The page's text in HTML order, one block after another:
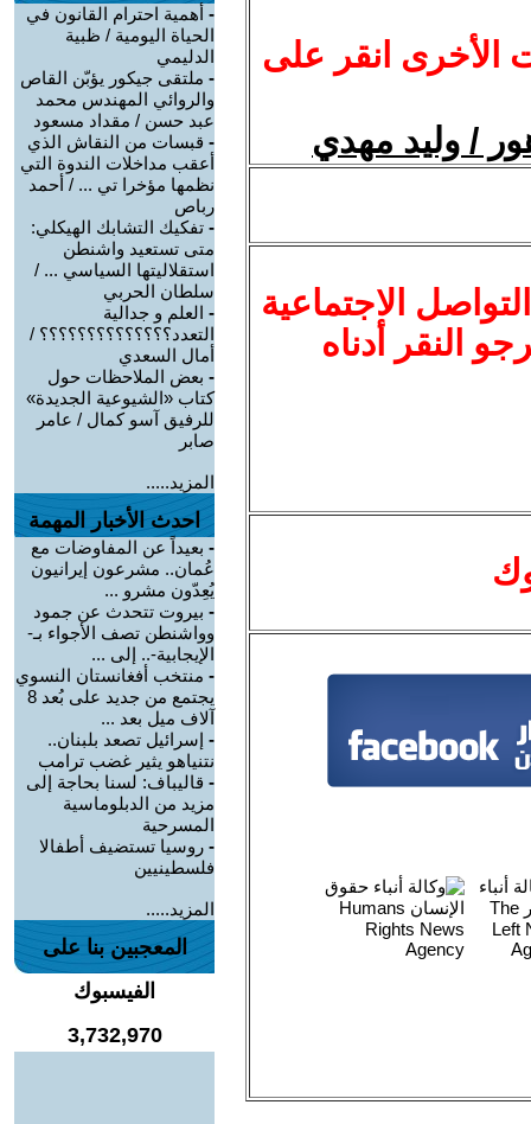
الأخرى انقر على
/ وليد مهدي
الاجتماعية
النقر أدناه
- أهمية احترام القانون في
الحياة اليومية / ظبية
الدليمي
- ملتقى جيكور يؤبّن القاص
والروائي المهندس محمد
عبد حسن / مقداد مسعود
- قبسات من النقاش الذي
أعقب مداخلات الندوة التي
نظمها مؤخرا تي ... / أحمد
رباص
- تفكيك التشابك الهيكلي:
متى تستعيد واشنطن
استقلاليتها السياسي ... /
سلطان الحربي
- العلم و جدالية
التعدد؟؟؟؟؟؟؟؟؟؟؟؟؟؟ /
أمال السعدي
- بعض الملاحظات حول
كتاب «الشيوعية الجديدة»
للرفيق آسو كمال / عامر
صابر
المزيد.....
احدث الأخبار المهمة
- بعيداً عن المفاوضات مع
عُمان.. مشرعون إيرانيون
يُعِدّون مشرو ...
- بيروت تتحدث عن جمود
وواشنطن تصف الأجواء بـ-
الإيجابية-.. إلى ...
- منتخب أفغانستان النسوي
يجتمع من جديد على بُعد 8
آلاف ميل بعد ...
- إسرائيل تصعد بلبنان..
نتنياهو يثير غضب ترامب
- قاليباف: لسنا بحاجة إلى
مزيد من الدبلوماسية
المسرحية
- روسيا تستضيف أطفالا
فلسطينيين
المزيد.....
المعجبين بنا على
الفيسبوك
3,732,970